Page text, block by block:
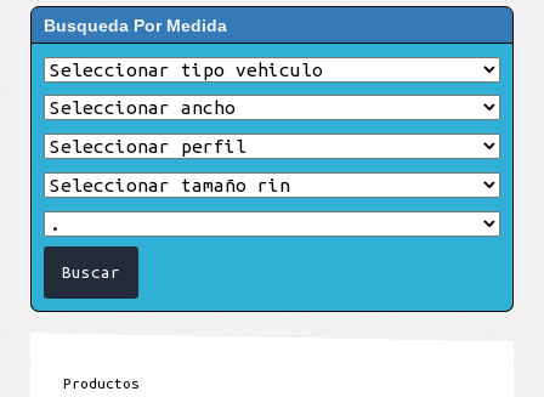
Busqueda Por Medida
Productos